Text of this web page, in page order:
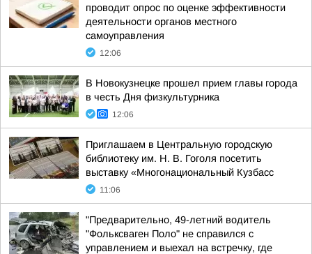
проводит опрос по оценке эффективности
деятельности органов местного
самоуправления
12:06
В Новокузнецке прошел прием главы города
в честь Дня физкультурника
12:06
Приглашаем в Центральную городскую
библиотеку им. Н. В. Гоголя посетить
выставку «Многонациональный Кузбасс
11:06
"Предварительно, 49-летний водитель
"Фольксваген Поло" не справился с
управлением и выехал на встречку, где